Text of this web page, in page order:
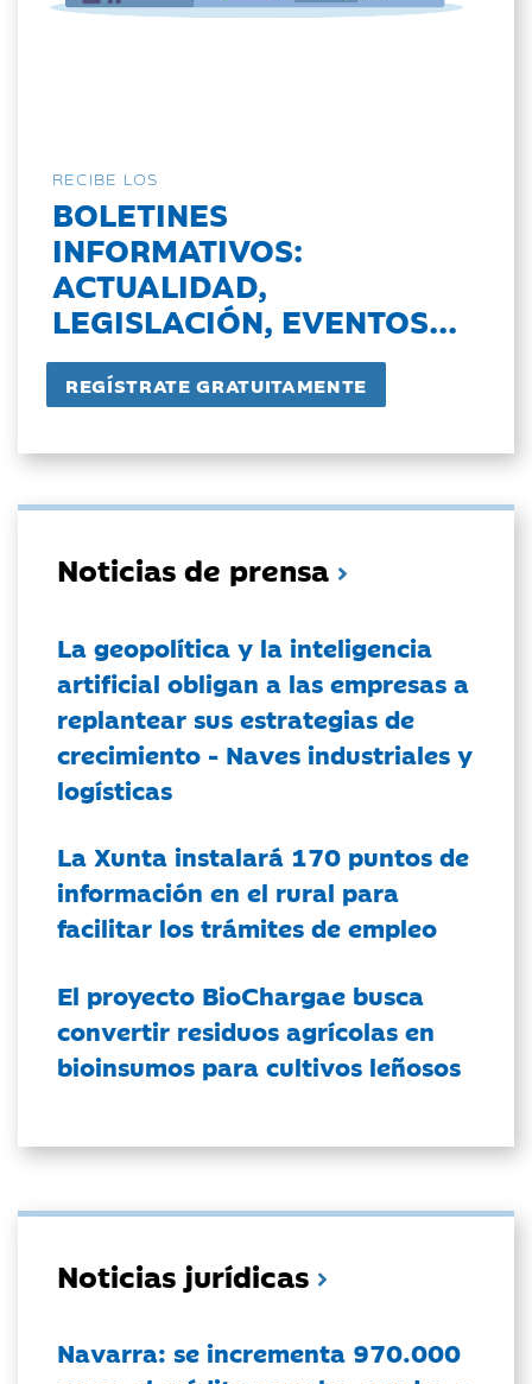
RECIBE LOS
BOLETINES
INFORMATIVOS:
ACTUALIDAD,
LEGISLACIÓN, EVENTOS...
Noticias de prensa
La geopolítica y la inteligencia
artificial obligan a las empresas a
replantear sus estrategias de
crecimiento - Naves industriales y
logísticas
La Xunta instalará 170 puntos de
información en el rural para
facilitar los trámites de empleo
El proyecto BioChargae busca
convertir residuos agrícolas en
bioinsumos para cultivos leñosos
Noticias jurídicas
Navarra: se incrementa 970.000